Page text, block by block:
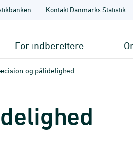
Kontakt Danmarks Statistik
For indberettere
og pålidelighed